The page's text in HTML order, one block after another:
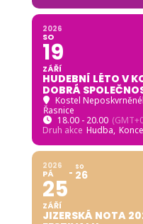
2026
SO
19
ZÁŘÍ
HUDEBNÍ LÉTO V
DOBRÁ
Kostel
Řasnice
18.00 - 20.00
Druh akce Hudba,
2026
PÁ
25
ZÁŘÍ
SO
26
JIZERSKÁ NOTA